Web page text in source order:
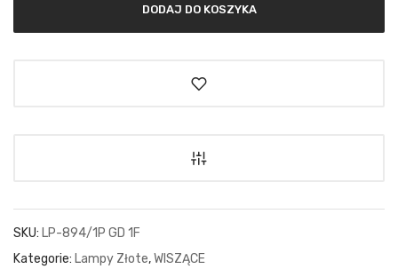
DODAJ DO KOSZYKA
SKU: LP-894/1P GD 1F
Kategorie: Lampy Złote,WISZĄCE